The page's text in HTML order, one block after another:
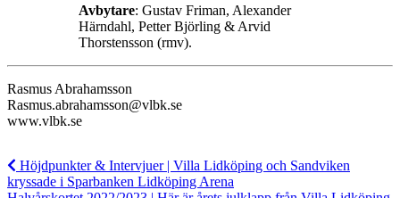
Avbytare: Gustav Friman, Alexander
Härndahl, Petter Björling & Arvid
Thorstensson (rmv).
Rasmus Abrahamsson
Rasmus.abrahamsson@vlbk.se
www.vlbk.se
Höjdpunkter & Intervjuer | Villa Lidköping och Sandviken
kryssade i Sparbanken Lidköping Arena